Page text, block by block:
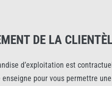
DE LA
d’exploitation est
pour vous permettre